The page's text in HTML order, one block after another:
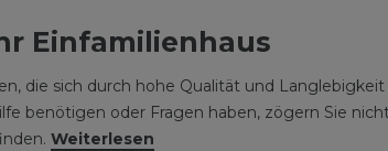
Einfamilienhaus
die sich durch hohe Qualität und
benötigen oder Fragen haben, zögern Sie
Weiterlesen